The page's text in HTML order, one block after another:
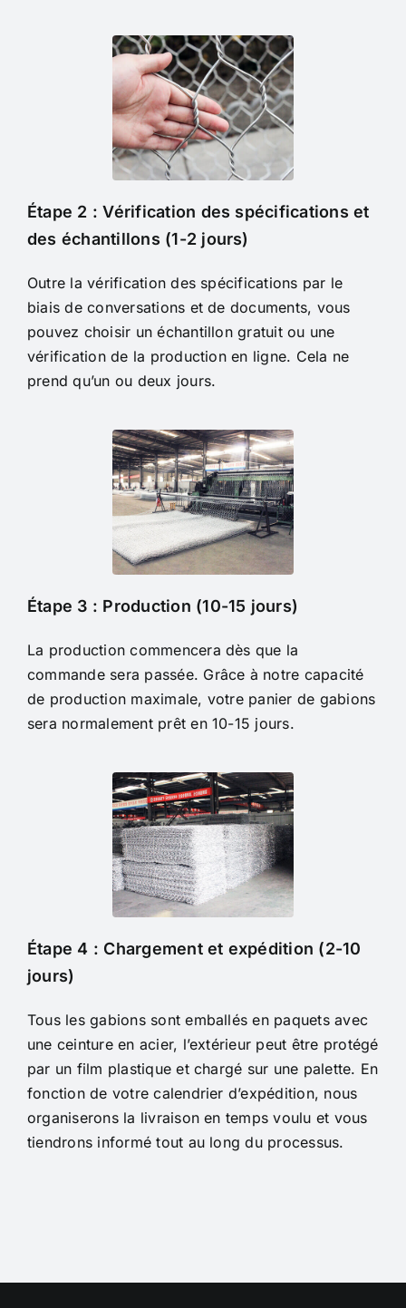
Étape 2 : Vérification des spécifications et
des échantillons (1-2 jours)
Outre la vérification des spécifications par le
biais de conversations et de documents, vous
pouvez choisir un échantillon gratuit ou une
vérification de la production en ligne. Cela ne
prend qu’un ou deux jours.
Étape 3 : Production (10-15 jours)
La production commencera dès que la
commande sera passée. Grâce à notre capacité
de production maximale, votre panier de gabions
sera normalement prêt en 10-15 jours.
Étape 4 : Chargement et expédition (2-10
jours)
Tous les gabions sont emballés en paquets avec
une ceinture en acier, l’extérieur peut être protégé
par un film plastique et chargé sur une palette. En
fonction de votre calendrier d’expédition, nous
organiserons la livraison en temps voulu et vous
tiendrons informé tout au long du processus.